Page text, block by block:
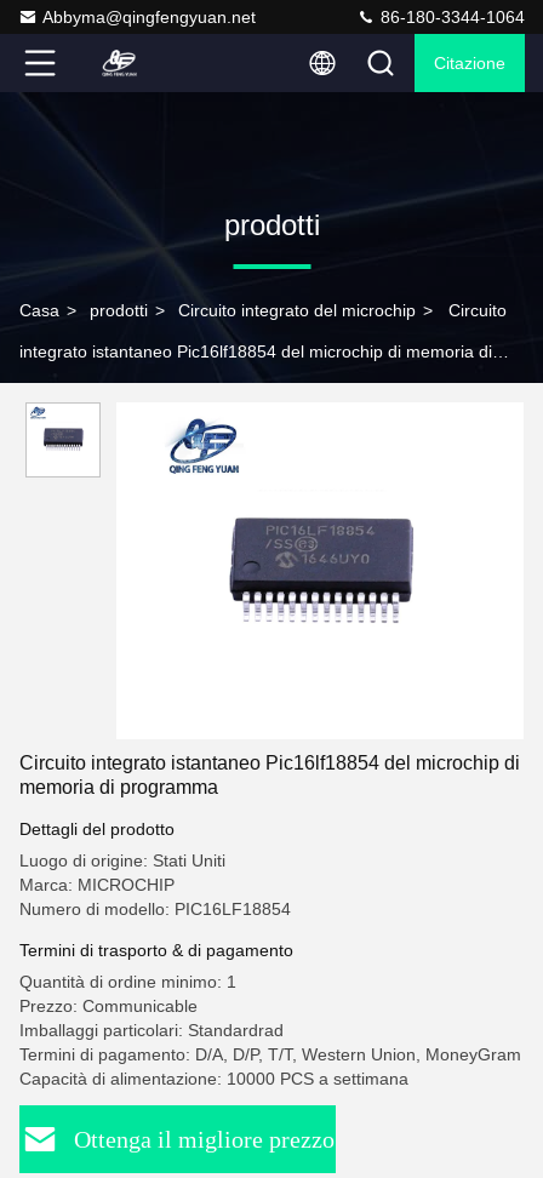
Abbyma@qingfengyuan.net 86-180-3344-1064
Citazione
prodotti
Casa > prodotti > Circuito integrato del microchip > Circuito
integrato istantaneo Pic16lf18854 del microchip di memoria di
Circuito integrato istantaneo Pic16lf18854 del microchip di
memoria di programma
Dettagli del prodotto
Luogo di origine: Stati Uniti
Marca: MICROCHIP
Numero di modello: PIC16LF18854
Termini di trasporto & di pagamento
Quantità di ordine minimo: 1
Prezzo: Communicable
Imballaggi particolari: Standardrad
Termini di pagamento: D/A, D/P, T/T, Western Union, MoneyGram
Capacità di alimentazione: 10000 PCS a settimana
Ottenga il migliore prezzo